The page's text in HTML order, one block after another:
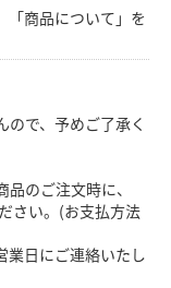
「商品について」を
で、予めご了承く
のご注文時に、
さい。(お支払方法
業日にご連絡いたし